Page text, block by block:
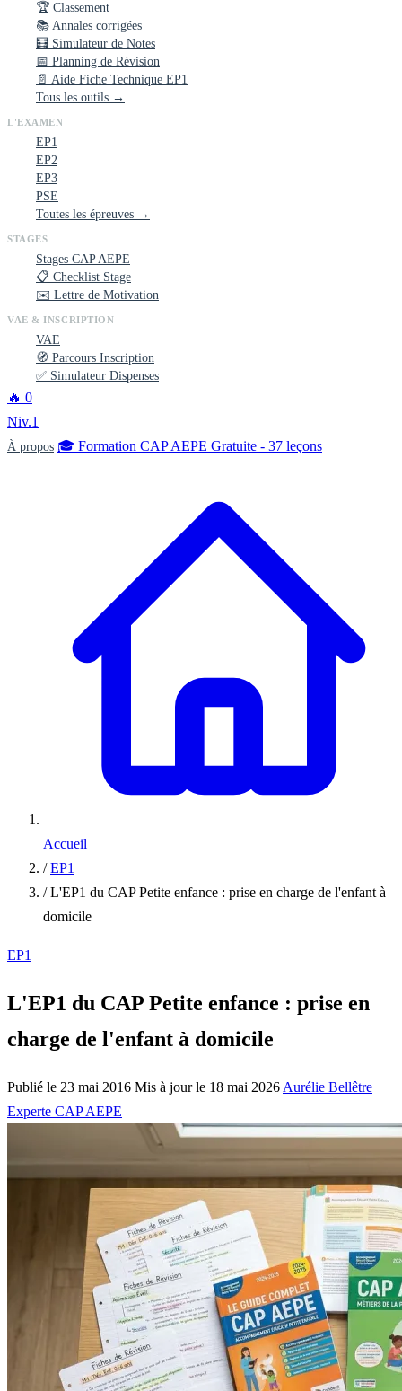
🏆 Classement
📚 Annales corrigées
🧮 Simulateur de Notes
📅 Planning de Révision
📄 Aide Fiche Technique EP1
Tous les outils →
L'EXAMEN
EP1
EP2
EP3
PSE
Toutes les épreuves →
STAGES
Stages CAP AEPE
📋 Checklist Stage
✉️ Lettre de Motivation
VAE & INSCRIPTION
VAE
🧭 Parcours Inscription
✅ Simulateur Dispenses
🔥 0
Niv.1
À propos 🎓 Formation CAP AEPE Gratuite - 37 leçons
Accueil
/ EP1
/ L'EP1 du CAP Petite enfance : prise en charge de l'enfant à
domicile
EP1
L'EP1 du CAP Petite enfance : prise en
charge de l'enfant à domicile
Publié le 23 mai 2016 Mis à jour le 18 mai 2026 Aurélie Bellêtre
Experte CAP AEPE